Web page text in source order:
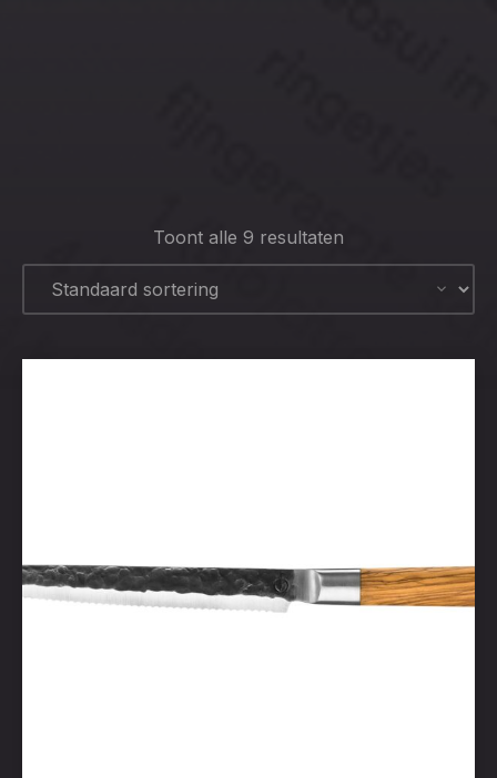
Toont alle 9 resultaten